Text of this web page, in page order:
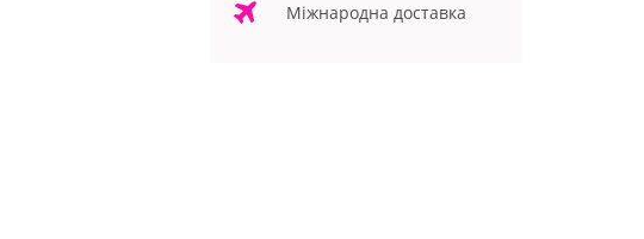
Міжнародна доставка